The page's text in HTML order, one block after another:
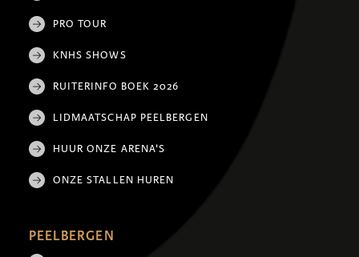
PRO TOUR
KNHS SHOWS
RUITERINFO BOEK 2026
LIDMAATSCHAP PEELBERGEN
HUUR ONZE ARENA'S
ONZE STALLEN HUREN
PEELBERGEN